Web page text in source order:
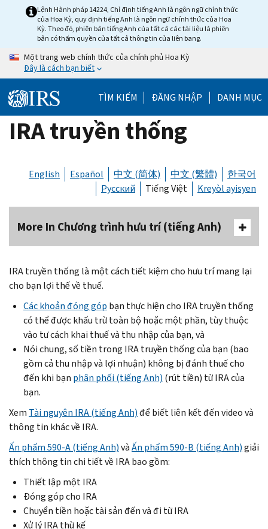
Lệnh Hành pháp 14224, Chỉ định tiếng Anh là ngôn ngữ chính thức
của Hoa Kỳ, quy định tiếng Anh là ngôn ngữ chính thức của Hoa
Kỳ. Theo đó, phiên bản tiếng Anh của tất cả các tài liệu là phiên
bản có thẩm quyền của tất cả thông tin của liên bang.
Một trang web chính thức của chính phủ Hoa Kỳ
Đây là cách bạn biết
TÌM KIẾM ĐĂNG NHẬP DANH MỤC
IRA truyền thống
English Español 中文 (简体) 中文 (繁體)
한국어
Русский
Tiếng Việt Kreyòl ayisyen
More In Chương trình hưu trí (tiếng Anh)
IRA truyền thống là một cách tiết kiệm cho hưu trí mang lại
cho bạn lợi thế về thuế.
Các khoản đóng góp bạn thực hiện cho IRA truyền thống
có thể được khấu trừ toàn bộ hoặc một phần, tùy thuộc
vào tư cách khai thuế và thu nhập của bạn, và
Nói chung, số tiền trong IRA truyền thống của bạn (bao
gồm cả thu nhập và lợi nhuận) không bị đánh thuế cho
đến khi bạn phân phối (tiếng Anh) (rút tiền) từ IRA của
bạn.
Xem Tài nguyên IRA (tiếng Anh)để biết liên kết đến video và
thông tin khác về IRA.
Ấn phẩm 590-A (tiếng Anh)vàẤn phẩm 590-B (tiếng Anh)giải
thích thông tin chi tiết về IRA bao gồm:
Thiết lập một IRA
Đóng góp cho IRA
Chuyển tiền hoặc tài sản đến và đi từ IRA
Xử lý IRA thừ kế